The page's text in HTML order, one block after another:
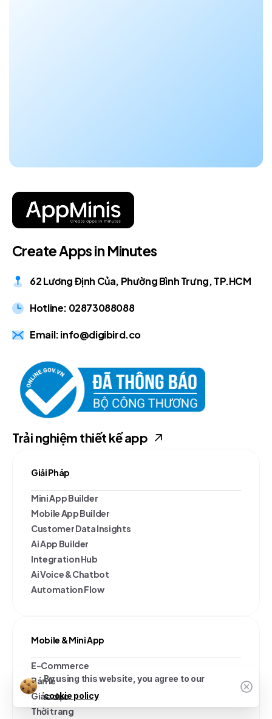
CreateAppsin Minutes
62 Lương Định Của, Phường Bình Trưng, TP.HCM
Hotline: 02873088088
Email: info@digibird.co
Trải nghiệm thiết kế app
Giải Pháp
Mini App Builder
Mobile App Builder
Customer Data Insights
Ai App Builder
Integration Hub
Ai Voice & Chatbot
Automation Flow
Mobile & Mini App
E-Commerce
Bán lẻ
Giáo dục
Thời trang
By using this website, you agree to our
cookie policy